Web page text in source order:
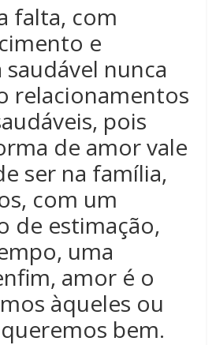
falta, com
e
nunca
relacionamentos
pois
de amor vale
ser na família,
com um
de estimação,
uma
amor é o
àqueles ou
bem.